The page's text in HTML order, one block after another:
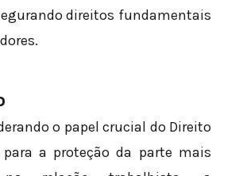
direitos fundamentais
o papel crucial do Direito
para a proteção da parte mais